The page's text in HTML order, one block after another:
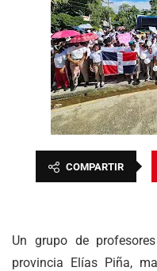
COMPARTIR
Un grupo de
provincia Elías Piña,